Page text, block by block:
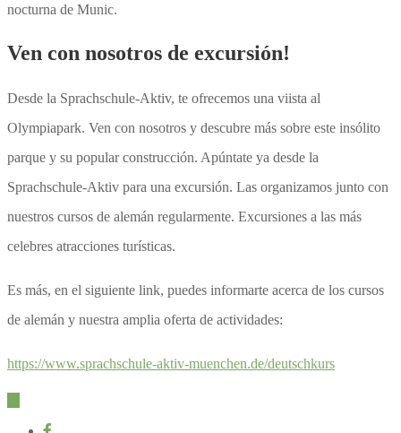
nocturna de Munic.
Ven con nosotros de excursión!
Desde la Sprachschule-Aktiv, te ofrecemos una viista al
Olympiapark. Ven con nosotros y descubre más sobre este insólito
parque y su popular construcción. Apúntate ya desde la
Sprachschule-Aktiv para una excursión. Las organizamos junto con
nuestros cursos de alemán regularmente. Excursiones a las más
celebres atracciones turísticas.
Es más, en el siguiente link, puedes informarte acerca de los cursos
de alemán y nuestra amplia oferta de actividades:
https://www.sprachschule-aktiv-muenchen.de/deutschkurs